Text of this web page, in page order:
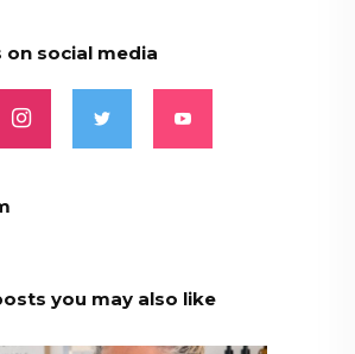
on social media
you may also like